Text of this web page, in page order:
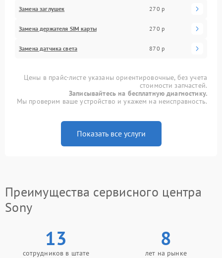
Замена заглушек 270 р
Замена держателя SIM карты 270 р
Замена датчика света 870 р
Цены в прайс-листе указаны ориентировочные, без учета
стоимости запчастей.
Записывайтесь на бесплатную диагностику.
Мы проверим ваше устройство и укажем на неисправность.
Показать все услуги
Преимущества сервисного центра
Sony
13
сотрудников в штате
8
лет на рынке